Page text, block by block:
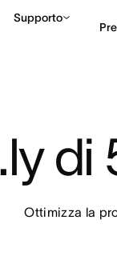
Supporto
di
Ottimizza la